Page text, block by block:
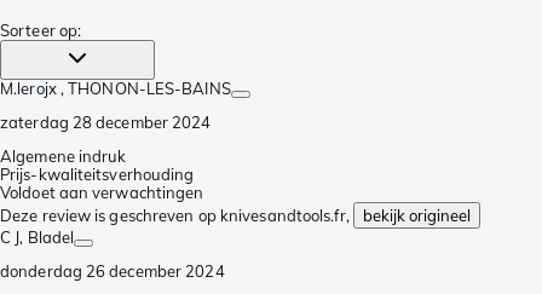
Sorteer op:
M.lerojx , THONON-LES-BAINS
zaterdag 28 december 2024
Algemene indruk
Prijs-kwaliteitsverhouding
Voldoet aan verwachtingen
Deze review is geschreven op knivesandtools.fr,
bekijk origineel
C J, Bladel
donderdag 26 december 2024